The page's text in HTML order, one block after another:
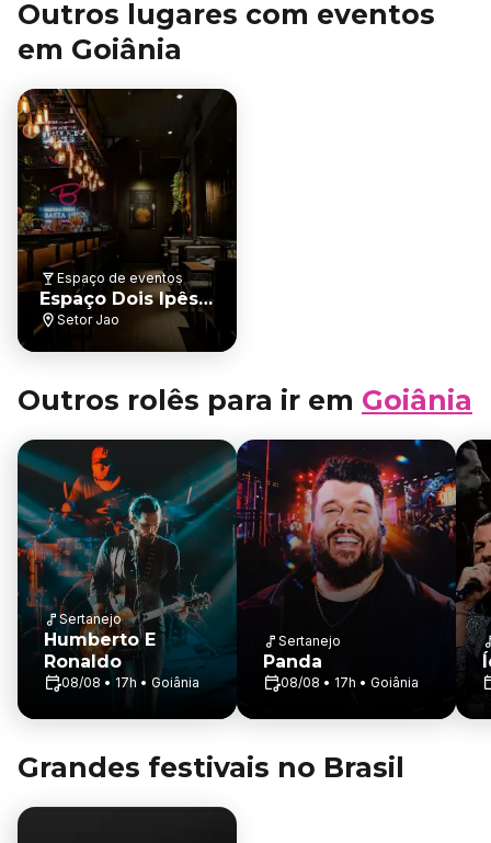
Outros lugares com eventos
em Goiânia
Espaço de eventos
Espaço Dois Ipês |
Goiânia
Setor Jao
Outros rolês para ir em Goiânia
Sertanejo
Humberto E
Ronaldo
08/08 • 17h • Goiânia
Sertanejo
Panda
08/08 • 17h • Goiânia
Grandes festivais no Brasil